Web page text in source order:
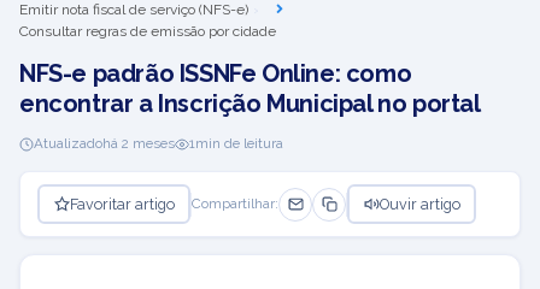
Emitir nota fiscal de serviço (NFS-e)
Consultar regras de emissão por cidade
NFS-e padrão ISSNFe Online: como
encontrar a Inscrição Municipal no portal
Atualizadohá 2 meses 1min de leitura
Favoritar artigo Compartilhar: Ouvir artigo